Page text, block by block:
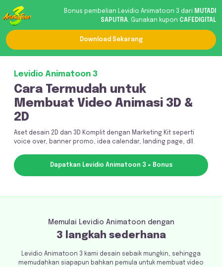
Bonus pembelian Levidio Animatoon 3 dari MUTADI
SAPUTRA. Gunakan kupon CAFEDIGITAL
Download Sekarang
Levidio Animatoon 3
Cara Termudah untuk
Membuat Video Animasi 3D &
2D
Aset desain 2D dan 3D Komplit dengan Marketing Kit seperti
voice over, banner promo, idea calendar, landing page, dll.
Dapatkan Levidio Animatoon 3 + Bonus
Memulai Levidio Animatoon dengan
3 langkah sederhana
Levidio Animatoon 3 kami desain sebaik mungkin, sehingga
memudahkan siapapun bahkan pemula untuk membuat video